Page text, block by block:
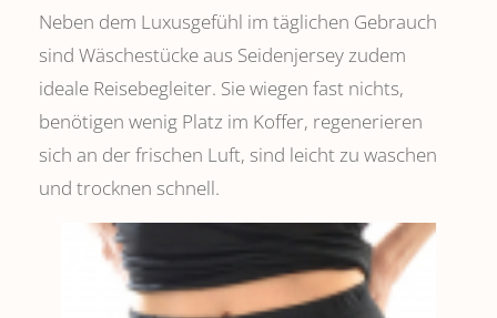
Neben dem Luxusgefühl im täglichen Gebrauch
sind Wäschestücke aus Seidenjersey zudem
ideale Reisebegleiter. Sie wiegen fast nichts,
benötigen wenig Platz im Koffer, regenerieren
sich an der frischen Luft, sind leicht zu waschen
und trocknen schnell.